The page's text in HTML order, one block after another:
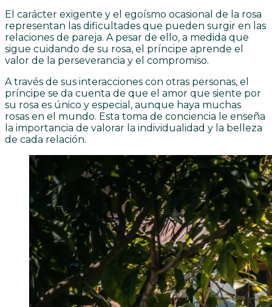
El carácter exigente y el egoísmo ocasional de la rosa
representan las dificultades que pueden surgir en las
relaciones de pareja. A pesar de ello, a medida que
sigue cuidando de su rosa, el príncipe aprende el
valor de la perseverancia y el compromiso.
A través de sus interacciones con otras personas, el
príncipe se da cuenta de que el amor que siente por
su rosa es único y especial, aunque haya muchas
rosas en el mundo. Esta toma de conciencia le enseña
la importancia de valorar la individualidad y la belleza
de cada relación.